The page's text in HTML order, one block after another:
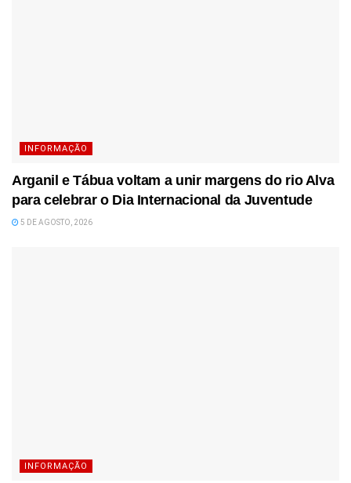
INFORMAÇÃO
Arganil e Tábua voltam a unir margens do rio Alva
para celebrar o Dia Internacional da Juventude
5 DE AGOSTO, 2026
INFORMAÇÃO